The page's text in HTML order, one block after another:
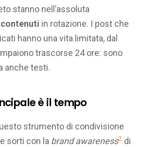
stanno nell’assoluta
in rotazione. I post che
hanno una vita limitata, dal
trascorse 24 ore: sono
anche testi.
è il tempo
strumento di condivisione
sorti con la brand awareness2 di